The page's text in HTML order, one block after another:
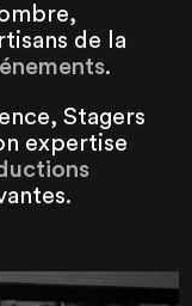
de la
.
Stagers
expertise